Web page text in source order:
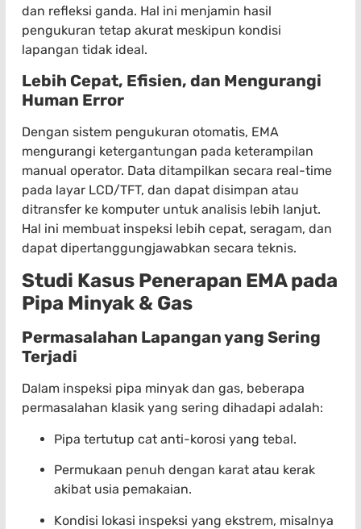
dan refleksi ganda. Hal ini menjamin hasil
pengukuran tetap akurat meskipun kondisi
lapangan tidak ideal.
Lebih Cepat, Efisien, dan Mengurangi
Human Error
Dengan sistem pengukuran otomatis, EMA
mengurangi ketergantungan pada keterampilan
manual operator. Data ditampilkan secara real-time
pada layar LCD/TFT, dan dapat disimpan atau
ditransfer ke komputer untuk analisis lebih lanjut.
Hal ini membuat inspeksi lebih cepat, seragam, dan
dapat dipertanggungjawabkan secara teknis.
Studi Kasus Penerapan EMA pada
Pipa Minyak & Gas
Permasalahan Lapangan yang Sering
Terjadi
Dalam inspeksi pipa minyak dan gas, beberapa
permasalahan klasik yang sering dihadapi adalah:
Pipa tertutup cat anti-korosi yang tebal.
Permukaan penuh dengan karat atau kerak
akibat usia pemakaian.
Kondisi lokasi inspeksi yang ekstrem, misalnya